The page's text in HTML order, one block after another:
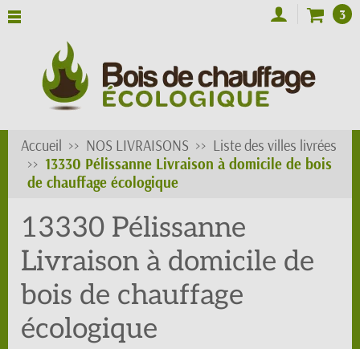
3
Accueil NOS LIVRAISONS
Liste des villes livrées
13330 Pélissanne Livraison à domicile de bois
de chauffage écologique
13330 Pélissanne
Livraison à domicile de
bois de chauffage
écologique